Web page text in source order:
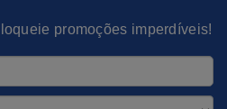
promoções imperdíveis!